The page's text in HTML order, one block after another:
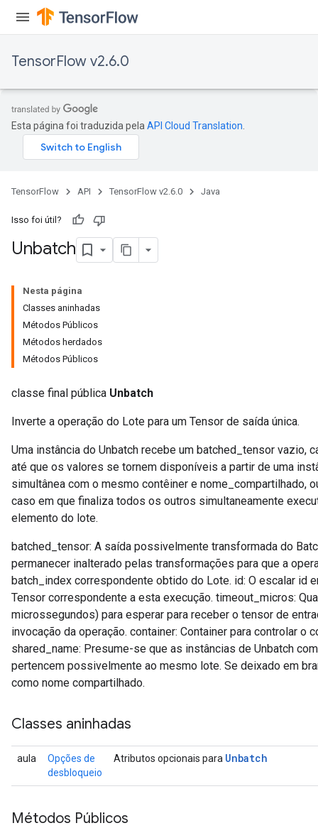
TensorFlow v2.6.0
Esta página foi traduzida pela API Cloud Translation
TensorFlow API TensorFlow v2.6.0 Java
Isso foi útil?
Unbatch
Nesta página
Classes aninhadas
Métodos Públicos
Métodos herdados
Métodos Públicos
classe final pública Unbatch
Inverte a operação do Lote para um Tensor de saída única.
Uma instância do Unbatch recebe um batched_tensor vazio,
até que os valores se tornem disponíveis a partir de uma
simultânea com o mesmo contêiner e nome_compartilhado,
caso em que finaliza todos os outros simultaneamente
elemento do lote.
batched_tensor: A saída possivelmente transformada do
permanecer inalterado pelas transformações para que a
batch_index correspondente obtido do Lote. id: O escalar id
Tensor correspondente a esta execução. timeout_micros:
microssegundos) para esperar para receber o tensor de
invocação da operação. container: Container para controlar o
shared_name: Presume-se que as instâncias de Unbatch
pertencem possivelmente ao mesmo lote. Se deixado em
como nome compartilhado.
Classes aninhadas
aula
Opções de
desbloqueio
Atributos opcionais para Unbatch
Métodos Públicos